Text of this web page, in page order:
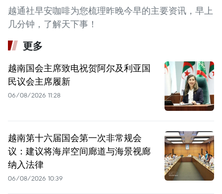
越通社早安咖啡为您梳理昨晚今早的主要资讯，早上
几分钟，了解天下事！
更多
越南国会主席致电祝贺阿尔及利亚国
民议会主席履新
06/08/2026 11:28
越南第十六届国会第一次非常规会
议：建议将海岸空间廊道与海景视廊
纳入法律
06/08/2026 10:39